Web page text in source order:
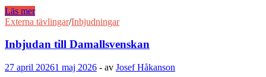
Inbjudan
till
SM
2026
Läs mer
Externa tävlingar/Inbjudningar
Inbjudan till Damallsvenskan
27 april 20261 maj 2026 - av Josef Håkanson